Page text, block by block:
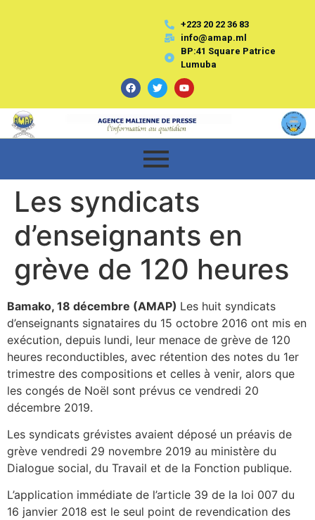
+223 20 22 36 83
info@amap.ml
BP:41 Square Patrice
Lumuba
Les syndicats
d’enseignants en
grève de 120 heures
Bamako, 18 décembre (AMAP) Les huit syndicats
d’enseignants signataires du 15 octobre 2016 ont mis en
exécution, depuis lundi, leur menace de grève de 120
heures reconductibles, avec rétention des notes du 1er
trimestre des compositions et celles à venir, alors que
les congés de Noël sont prévus ce vendredi 20
décembre 2019.
Les syndicats grévistes avaient déposé un préavis de
grève vendredi 29 novembre 2019 au ministère du
Dialogue social, du Travail et de la Fonction publique.
L’application immédiate de l’article 39 de la loi 007 du
16 janvier 2018 est le seul point de revendication des